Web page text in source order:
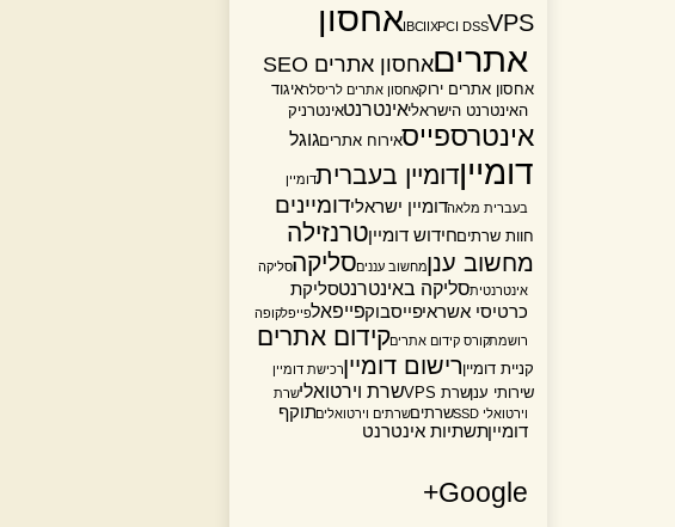
IBCIIXPCI DSSVPS
אחסון
אתריםאחסון אתרים SEO
אחסון אתרים ירוקאחסון אתרים לריסלראיגוד
האינטרנט הישראליאינטרנטאינטרניק
אינטרספייסאירוח אתריםגוגל
דומייןדומיין בעבריתדומיין
בעברית מלאהדומיין ישראלידומיינים
חוות שרתיםחידוש דומייןטרנזילה
מחשוב ענןמחשוב ענניםסליקהסליקה
אינטרנטיתסליקה באינטרנטסליקת
כרטיסי אשראיפייסבוקפייפאלפייפלקופה
רושמתקורס קידום אתריםקידום אתרים
קניית דומייןרישום דומייןרכישת דומיין
שירותי ענןשרת VPS שרת וירטואלישרת
וירטואלי SSD
שרתיםשרתים וירטואליםתוקף
דומייןתשתיות אינטרנט
Google+